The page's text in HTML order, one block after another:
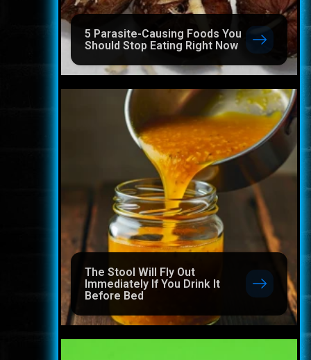
5 Parasite-Causing Foods You
Should Stop Eating Right Now
The Stool Will Fly Out
Immediately If You Drink It
Before Bed